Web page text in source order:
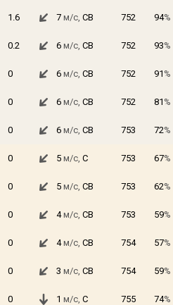
1.6 7 м/с, СВ 752 94%
0.2 6 м/с, СВ 752 93%
0 6 м/с, СВ 752 91 %
0 6 м/с, СВ 752 81 %
0 6 м/с, СВ 753 72%
0 5 м/с, С 753 67%
0 5 м/с, СВ 753 62%
0 4м/с, СВ 753 59%
0 4м/с, СВ 754 57%
0 3 м/с, СВ 754 59%
0 1 м/с, С 755 74%